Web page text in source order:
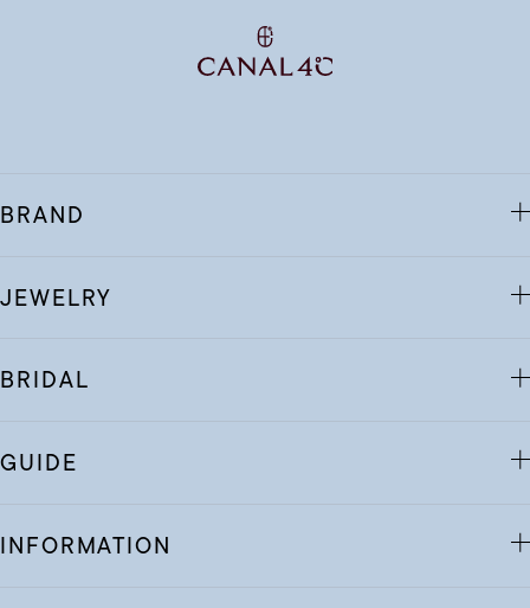
BRAND
JEWELRY
BRIDAL
GUIDE
INFORMATION